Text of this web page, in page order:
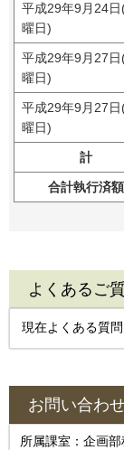
平成29年9月24日
曜日)
平成29年9月27日
曜日)
平成29年9月27日
曜日)
計
合計執行済額
よくあるご
現在よくある質
お問い合わ
所属課室：企画